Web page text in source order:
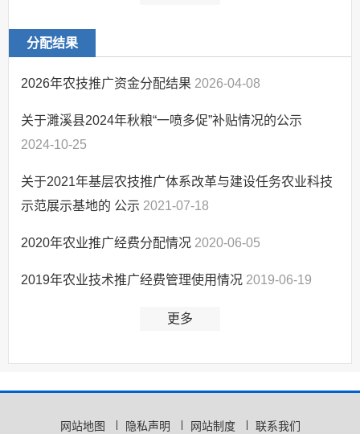
招标采购
新闻发布
上级政策解读
生态环境
涉农补贴
国民经济和社会发
展规划
重大建设项目批准
助企纾困
分配结果
2026年农技推广资金分配结果 2026-04-08
关于濉溪县2024年秋粮“一喷多促”补贴情况的公示
2024-10-25
关于2021年基层农技推广体系改革与建设任务农业科技
示范展示基地的 公示 2021-07-18
2020年农业推广经费分配情况 2020-06-05
2019年农业技术推广经费管理使用情况 2019-06-19
更多
网站地图 隐私声明 网站制度 联系我们